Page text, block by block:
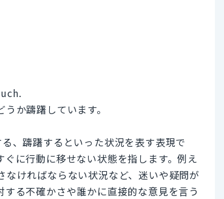
か躊躇しています。
、躊躇するといった状況を表す表現で
に行動に移せない状態を指します。例え
ければならない状況など、迷いや疑問が
る不確かさや誰かに直接的な意見を言う